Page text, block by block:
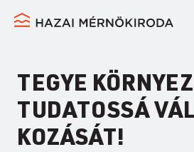
TEGYE
TUDATOSSÁ
KOZÁSÁT!​